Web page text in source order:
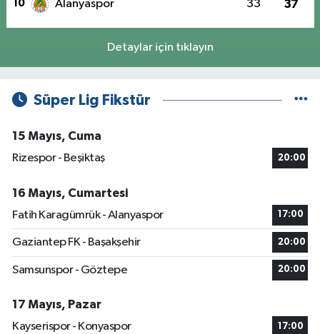
10 Alanyaspor 33 37
Detaylar için tıklayın
Süper Lig Fikstür
15 Mayıs, Cuma
Rizespor - Beşiktaş
20:00
16 Mayıs, Cumartesi
Fatih Karagümrük - Alanyaspor
17:00
Gaziantep FK - Başakşehir 20:00
Samsunspor - Göztepe 20:00
17 Mayıs, Pazar
Kayserispor - Konyaspor
17:00